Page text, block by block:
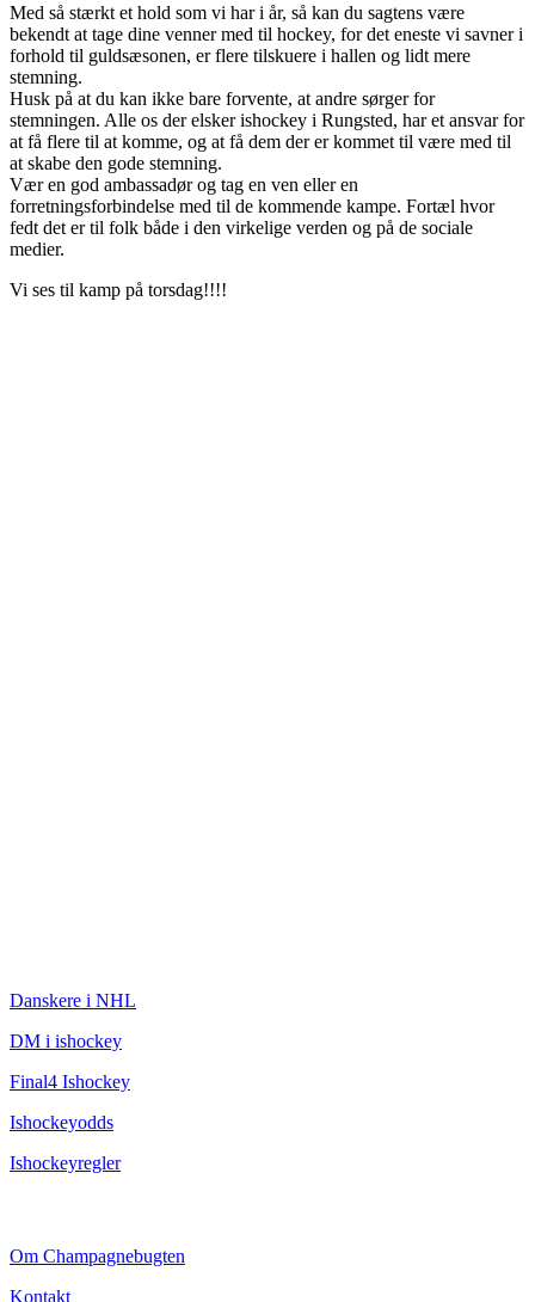
Med så stærkt et hold som vi har i år, så kan du sagtens være
bekendt at tage dine venner med til hockey, for det eneste vi savner i
forhold til guldsæsonen, er flere tilskuere i hallen og lidt mere
stemning.
Husk på at du kan ikke bare forvente, at andre sørger for
stemningen. Alle os der elsker ishockey i Rungsted, har et ansvar for
at få flere til at komme, og at få dem der er kommet til være med til
at skabe den gode stemning.
Vær en god ambassadør og tag en ven eller en
forretningsforbindelse med til de kommende kampe. Fortæl hvor
fedt det er til folk både i den virkelige verden og på de sociale
medier.
Vi ses til kamp på torsdag!!!!
Danskere i NHL
DM i ishockey
Final4 Ishockey
Ishockeyodds
Ishockeyregler
Om Champagnebugten
Kontakt